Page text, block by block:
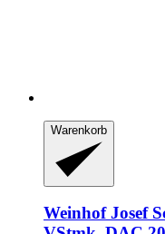
Warenkorb
Weinhof Josef